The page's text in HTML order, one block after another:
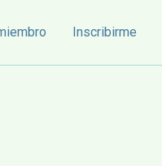
Inscribirme